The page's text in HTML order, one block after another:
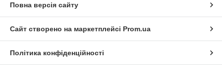
Повна версія сайту
Сайт створено на маркетплейсі Prom.ua
Політика конфіденційності